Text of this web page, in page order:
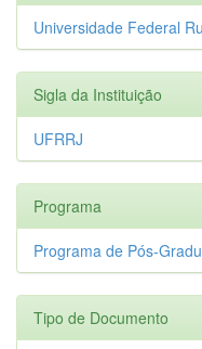
Universidade Federal
Sigla da Instituição
UFRRJ
Programa
Programa de Pós-
Tipo de Documento